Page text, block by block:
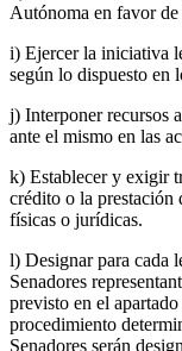
Autónoma en favor
i) Ejercer la iniciativa
según lo dispuesto en
j) Interponer recursos
ante el mismo en las
k) Establecer y exigir
crédito o la prestación
físicas o jurídicas.
l) Designar para cada
Senadores
previsto en el
procedimiento
Senadores serán